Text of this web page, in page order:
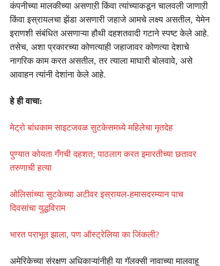
कंपनीच्या मालकीच्या असणाऱी किंवा त्यांच्याकडून चालवली जाणाऱी
किंवा इस्रायलचा झेंडा असणारी जहाजे आमचे लक्ष्य असतील, येमेन
इराणशी संबंधित असणाऱ्या हौथी दहशतवादी गटाने स्पष्ट केले आहे.
तसेच, अशा प्रकारच्या कोणत्याही जहाजावर कोणत्या देशाचे
नागरिक काम करत असतील, तर त्याला माघारी बोलवावे, असे
आवाहन त्यांनी देशांना केले आहे.
हे ही वाचा:
मेट्रो बांधकाम साइटजवळ सुटकेसमध्ये महिलेचा मृतदेह
पुण्यात कोयता गँगची दहशत; पाठलाग करत इमारतीच्या छतावर
तरुणाची हत्या
ओलिसांच्या सुटकेच्या अटीवर इस्रायल-हमासदरम्यान पाच
दिवसांचा युद्धविराम
भारत पराभूत झाला, पण ऑस्ट्रेलिया का जिंकली?
अमेरिकेच्या संरक्षण अधिकाऱ्यांनीही या गॅलक्सी नावाच्या मालवाहू